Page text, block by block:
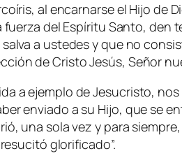
al encarnarse el Hijo
del Espíritu Santo, den
a ustedes y que no
de Cristo Jesús, Señor
a ejemplo de Jesucristo,
enviado a su Hijo, que se
una sola vez y para
glorificado”.